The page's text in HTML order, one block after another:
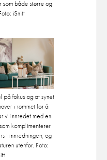
som både større og
iSnitt
på fokus og at synet
i rommet for å
vi innredet med en
komplimenterer
i innredningen, og
utenfor. Foto: